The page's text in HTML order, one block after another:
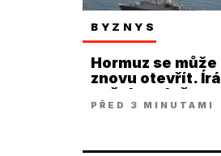
BYZNYS
Hormuz se může
znovu otevřít.
našel
s Ománem
PŘED 3 MINUTAMI